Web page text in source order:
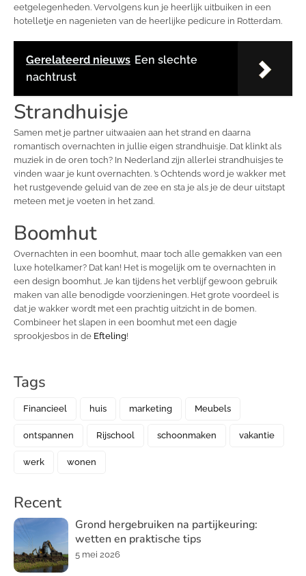
eetgelegenheden. Vervolgens kun je heerlijk uitbuiken in een
hotelletje en nagenieten van de heerlijke pedicure in Rotterdam.
Gerelateerd nieuws Een slechte
nachtrust
Strandhuisje
Samen met je partner uitwaaien aan het strand en daarna
romantisch overnachten in jullie eigen strandhuisje. Dat klinkt als
muziek in de oren toch? In Nederland zijn allerlei strandhuisjes te
vinden waar je kunt overnachten. ’s Ochtends word je wakker met
het rustgevende geluid van de zee en sta je als je de deur uitstapt
meteen met je voeten in het zand.
Boomhut
Overnachten in een boomhut, maar toch alle gemakken van een
luxe hotelkamer? Dat kan! Het is mogelijk om te overnachten in
een design boomhut. Je kan tijdens het verblijf gewoon gebruik
maken van alle benodigde voorzieningen. Het grote voordeel is
dat je wakker wordt met een prachtig uitzicht in de bomen.
Combineer het slapen in een boomhut met een dagje
sprookjesbos in de Efteling!
Tags
Financieel huis marketing Meubels
ontspannen Rijschool schoonmaken vakantie
werk wonen
Recent
Grond hergebruiken na partijkeuring:
wetten en praktische tips
5 mei 2026